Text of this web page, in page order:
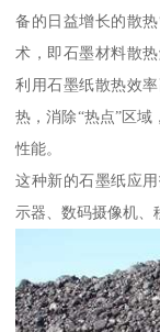
备的日益增长的散
术，即石墨材料散
利用石墨纸散热效
热，消除“热点”区
性能。
这种新的石墨纸应
示器、数码摄像机、